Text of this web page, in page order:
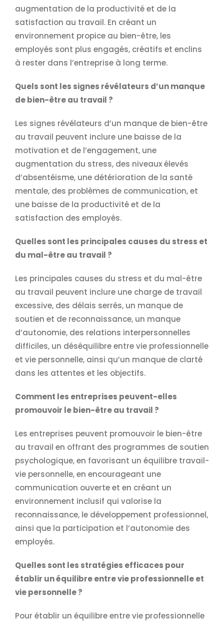
augmentation de la productivité et de la
satisfaction au travail. En créant un
environnement propice au bien-être, les
employés sont plus engagés, créatifs et enclins
à rester dans l’entreprise à long terme.
Quels sont les signes révélateurs d’un manque
de bien-être au travail ?
Les signes révélateurs d’un manque de bien-être
au travail peuvent inclure une baisse de la
motivation et de l’engagement, une
augmentation du stress, des niveaux élevés
d’absentéisme, une détérioration de la santé
mentale, des problèmes de communication, et
une baisse de la productivité et de la
satisfaction des employés.
Quelles sont les principales causes du stress et
du mal-être au travail ?
Les principales causes du stress et du mal-être
au travail peuvent inclure une charge de travail
excessive, des délais serrés, un manque de
soutien et de reconnaissance, un manque
d’autonomie, des relations interpersonnelles
difficiles, un déséquilibre entre vie professionnelle
et vie personnelle, ainsi qu’un manque de clarté
dans les attentes et les objectifs.
Comment les entreprises peuvent-elles
promouvoir le bien-être au travail ?
Les entreprises peuvent promouvoir le bien-être
au travail en offrant des programmes de soutien
psychologique, en favorisant un équilibre travail-
vie personnelle, en encourageant une
communication ouverte et en créant un
environnement inclusif qui valorise la
reconnaissance, le développement professionnel,
ainsi que la participation et l’autonomie des
employés.
Quelles sont les stratégies efficaces pour
établir un équilibre entre vie professionnelle et
vie personnelle ?
Pour établir un équilibre entre vie professionnelle